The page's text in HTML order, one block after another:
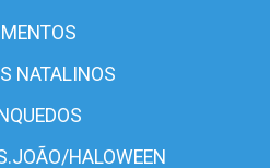
NATALINOS
HALOWEEN